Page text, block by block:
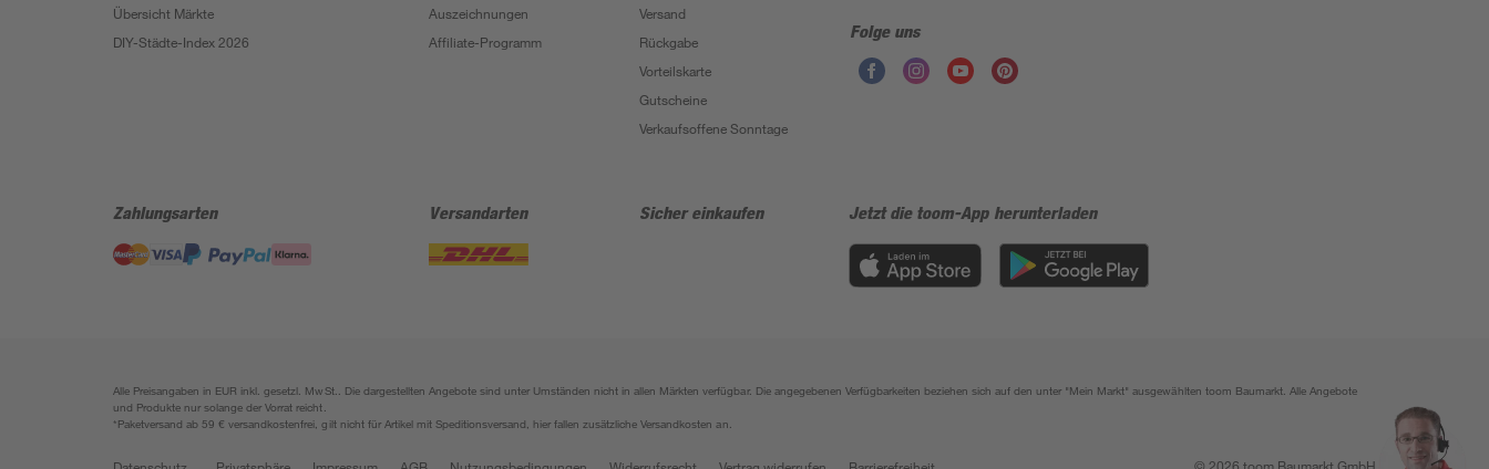
Übersicht Märkte
DIY-Städte-Index 2026
Auszeichnungen
Affiliate-Programm
Versand
Rückgabe
Vorteilskarte
Gutscheine
Verkaufsoffene Sonntage
Folge uns
Zahlungsarten Versandarten Sicher einkaufen Jetzt die toom-App herunterladen
Alle Preisangaben in EUR inkl. gesetzl. MwSt.. Die dargestellten Angebote sind unter Umständen nicht in allen Märkten verfügbar. Die angegebenen Verfügbarkeiten beziehen sich auf den unter "Mein Markt" ausgewählten toom Baumarkt. Alle Angebote
und Produkte nur solange der Vorrat reicht.
*Paketversand ab 59 € versandkostenfrei, gilt nicht für Artikel mit Speditionsversand, hier fallen zusätzliche Versandkosten an.